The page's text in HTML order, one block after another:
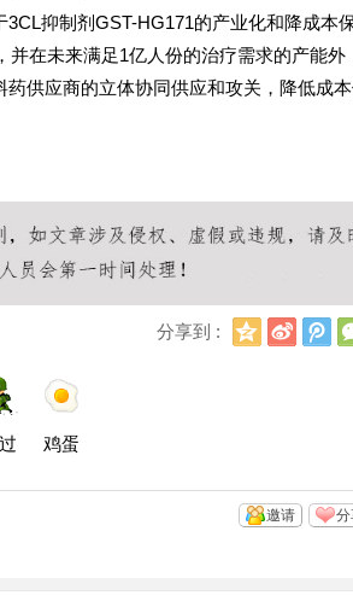
抑制剂GST-HG171的产业化和降成本
在未来满足1亿人份的治疗需求的产能外
供应商的立体协同供应和攻关，降低成本
分享到 :
Q
新
浪
腾
讯
鸡蛋
邀请